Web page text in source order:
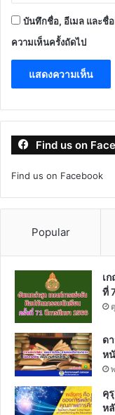
บันทึกชื่อ, อีเมล และชื่อ
ความเห็นครั้งถัดไป
Find us on
Find us on Facebook
Popular
เ
ที่
ด
ห
คุ
ห